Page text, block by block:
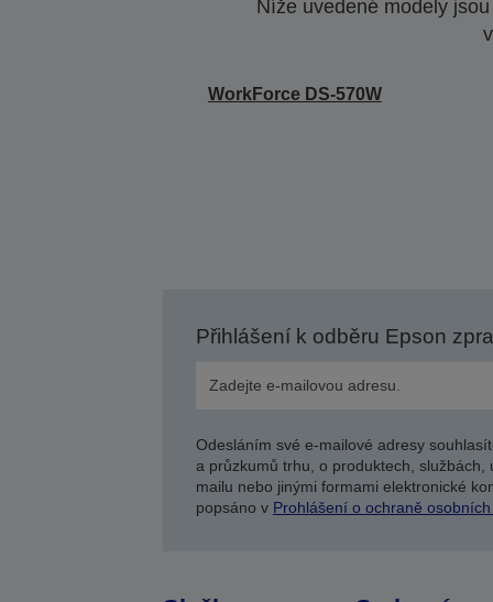
Níže uvedené modely
WorkForce DS-570W
Přihlášení k odběru Epson
Odesláním své e-mailové adresy
a průzkumů trhu, o produktech,
mailu nebo jinými formami elektronické
popsáno v Prohlášení o ochraně